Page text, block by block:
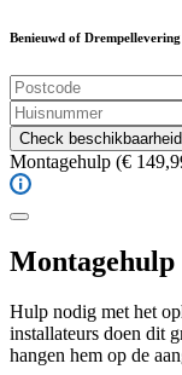
Benieuwd of
Check beschikbaarheid
Montagehulp (€
Montagehulp
Hulp nodig met het
installateurs doen dit
hangen hem op de